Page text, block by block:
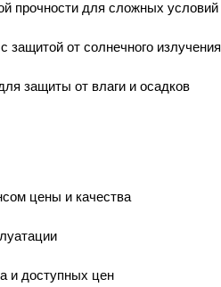
прочности для сложных условий
защитой от солнечного излучения
защиты от влаги и осадков
цены и качества
и доступных цен